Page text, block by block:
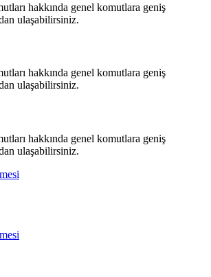
hakkında genel komutlara geniş
ulaşabilirsiniz.
hakkında genel komutlara geniş
ulaşabilirsiniz.
hakkında genel komutlara geniş
ulaşabilirsiniz.